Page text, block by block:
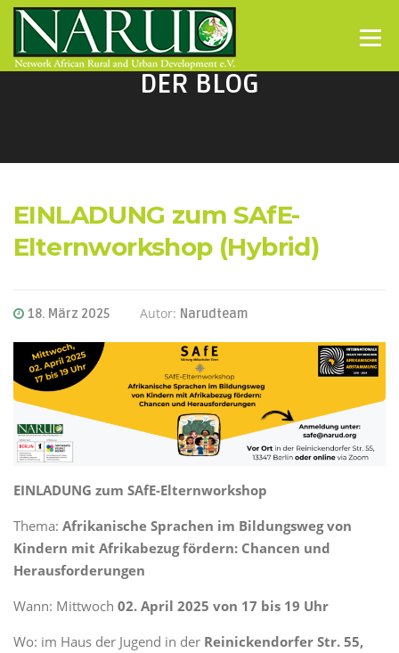
Direkt zum Inhalt
Menü
DER BLOG
EINLADUNG zum SAfE-
Elternworkshop (Hybrid)
18. März 2025 Autor: Narudteam
EINLADUNG zum SAfE-Elternworkshop
Thema: Afrikanische Sprachen im Bildungsweg von
Kindern mit Afrikabezug fördern: Chancen und
Herausforderungen
Wann: Mittwoch 02. April 2025 von 17 bis 19 Uhr
Wo: im Haus der Jugend in der Reinickendorfer Str. 55,